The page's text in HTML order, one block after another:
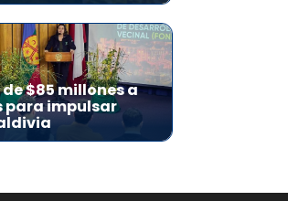
$85 millones a
para impulsar